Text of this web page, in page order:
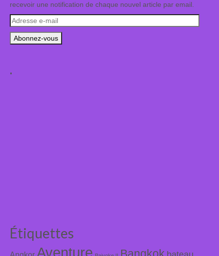
recevoir une notification de chaque nouvel article par email.
Adresse
e-
mail
.
Étiquettes
Aventure